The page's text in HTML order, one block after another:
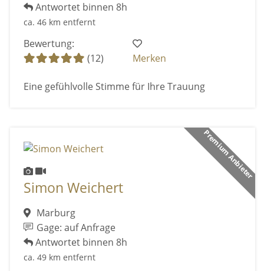
Antwortet binnen 8h
ca. 46 km entfernt
Bewertung:
(12)
Merken
Eine gefühlvolle Stimme für Ihre Trauung
Premium Anbieter
Simon Weichert
Marburg
Gage: auf Anfrage
Antwortet binnen 8h
ca. 49 km entfernt